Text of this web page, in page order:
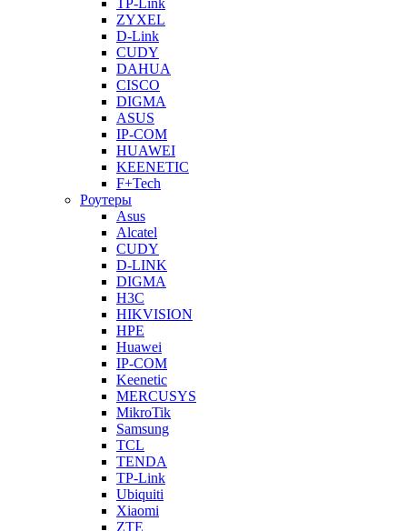
TP-Link
ZYXEL
D-Link
CUDY
DAHUA
CISCO
DIGMA
ASUS
IP-COM
HUAWEI
KEENETIC
F+Tech
Роутеры
Asus
Alcatel
CUDY
D-LINK
DIGMA
H3C
HIKVISION
HPE
Huawei
IP-COM
Keenetic
MERCUSYS
MikroTik
Samsung
TCL
TENDA
TP-Link
Ubiquiti
Xiaomi
ZTE